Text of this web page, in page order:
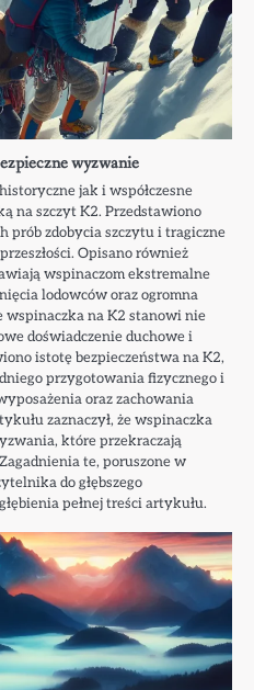
wyzwanie
jak i współczesne
na szczyt K2. Przedstawiono
prób zdobycia szczytu i tragiczne
Opisano również
wspinaczom ekstremalne
lodowców oraz ogromna
wspinaczka na K2 stanowi nie
doświadczenie duchowe i
istotę bezpieczeństwa na K2,
przygotowania fizycznego i
oraz zachowania
zaznaczył, że wspinaczka
które przekraczają
te, poruszone w
do głębszego
pełnej treści artykułu.